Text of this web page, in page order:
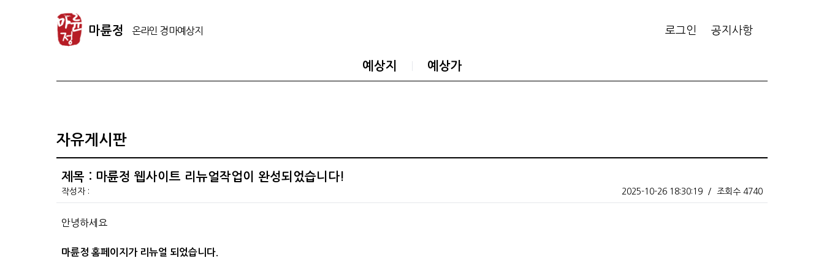
마륜정 로그인 공지사항
예상지 예상가
자유게시판
제목 : 마륜정 웹사이트 리뉴얼작업이 완성되었습니다!
작성자 : 2025-10-26 18:30:19 / 조회수 4740
안녕하세요
마륜정 홈페이지가 리뉴얼 되었습니다.